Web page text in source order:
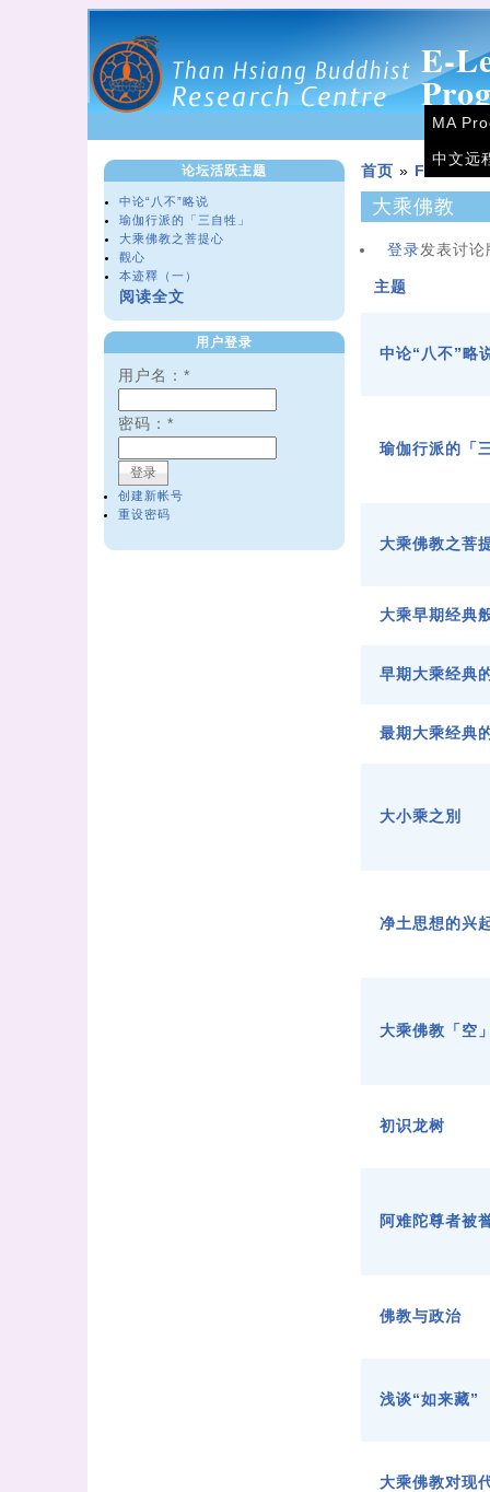
E-
MA
中文远
论坛活跃主题
中论“八不”略说
瑜伽行派的「三自牲」
大乘佛教之菩提心
觀心
本迹釋（一）
阅读全文
用户登录
用户名：*
密码：*
创建新帐号
重设密码
首页 » Forums
大乘佛教
登录发表讨论
主题
中论“八不”略
瑜伽行派的「
大乘佛教之菩
大乘早期经典
早期大乘经典
最期大乘经典
大小乘之別
净土思想的兴
大乘佛教「空
初识龙树
阿难陀尊者被
佛教与政治
浅谈“如来藏”
大乘佛教对现